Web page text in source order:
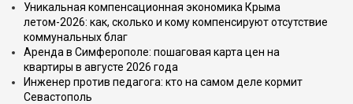
Уникальная компенсационная экономика Крыма
летом-2026: как, сколько и кому компенсируют отсутствие
коммунальных благ
Аренда в Симферополе: пошаговая карта цен на
квартиры в августе 2026 года
Инженер против педагога: кто на самом деле кормит
Севастополь